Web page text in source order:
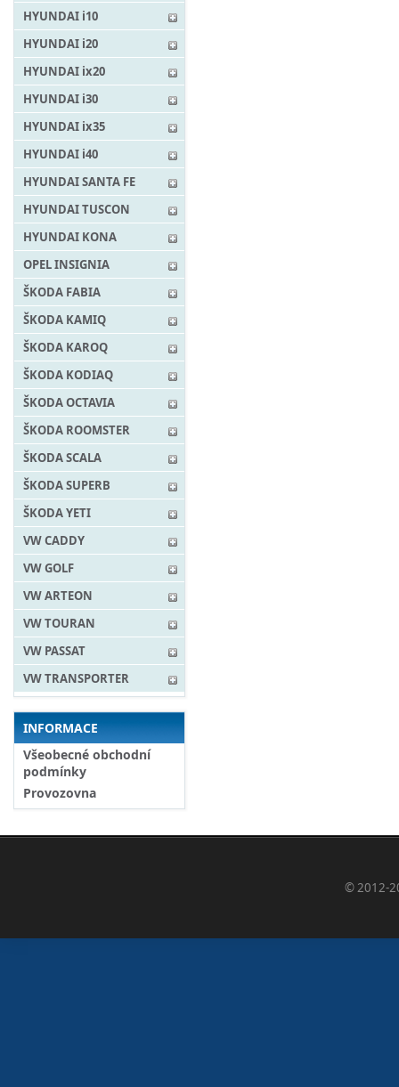
HYUNDAI i10
HYUNDAI i20
HYUNDAI ix20
HYUNDAI i30
HYUNDAI ix35
HYUNDAI i40
HYUNDAI SANTA FE
HYUNDAI TUSCON
HYUNDAI KONA
OPEL INSIGNIA
ŠKODA FABIA
ŠKODA KAMIQ
ŠKODA KAROQ
ŠKODA KODIAQ
ŠKODA OCTAVIA
ŠKODA ROOMSTER
ŠKODA SCALA
ŠKODA SUPERB
ŠKODA YETI
VW CADDY
VW GOLF
VW ARTEON
VW TOURAN
VW PASSAT
VW TRANSPORTER
INFORMACE
Všeobecné obchodní
podmínky
Provozovna
© 2012-